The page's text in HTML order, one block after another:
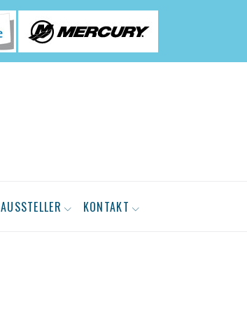
AUSSTELLER KONTAKT